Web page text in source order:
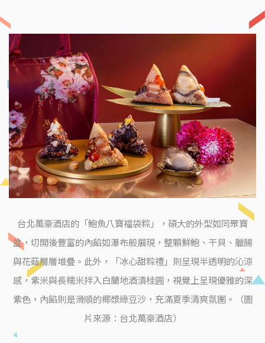
台北萬豪酒店的「鮑魚八寶福袋粽」，碩大的外型如同聚寶
盆，切開後豐富的內餡如瀑布般展現，整顆鮮鮑、干貝、臘腸
與花菇層層堆疊。此外，「冰心甜粽禮」則呈現半透明的沁涼
感，紫米與長糯米拌入白蘭地酒漬桂圓，視覺上呈現優雅的深
紫色，內餡則是滑順的椰漿綠豆沙，充滿夏季清爽氛圍。（圖
片來源：台北萬豪酒店）